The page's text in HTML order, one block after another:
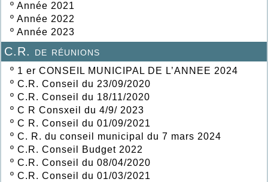
º Année 2021
º Année 2022
º Année 2023
C.R. de réunions
º 1 er CONSEIL MUNICIPAL DE L’ANNEE 2024
º C.R. Conseil du 23/09/2020
º C.R. Conseil du 18/11/2020
º C R Consxeil du 4/9/ 2023
º C R. Conseil du 01/09/2021
º C. R. du conseil municipal du 7 mars 2024
º C.R. Conseil Budget 2022
º C.R. Conseil du 08/04/2020
º C.R. Conseil du 01/03/2021